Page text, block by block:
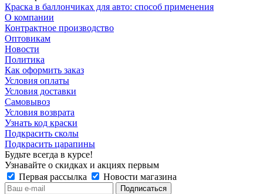
Краска в баллончиках для авто: способ применения
О компании
Контрактное производство
Оптовикам
Новости
Политика
Как оформить заказ
Условия оплаты
Условия доставки
Самовывоз
Условия возврата
Узнать код краски
Подкрасить сколы
Подкрасить царапины
Будьте всегда в курсе!
Узнавайте о скидках и акциях первым
Первая рассылка
Новости магазина